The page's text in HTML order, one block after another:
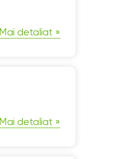
Mai detaliat
Mai detaliat